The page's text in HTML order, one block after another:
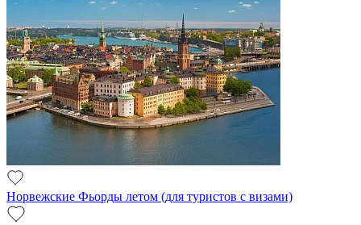
Норвежские Фьорды летом (для туристов с визами)